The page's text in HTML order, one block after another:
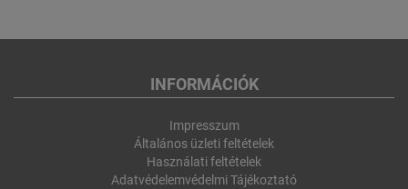
INFORMÁCIÓK
Impresszum
Általános üzleti feltételek
Használati feltételek
Adatvédelemvédelmi Tájékoztató